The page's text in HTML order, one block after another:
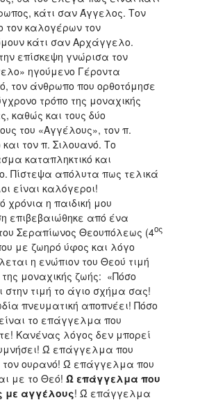
κάτι σαν Άγγελος. Τον
τον καλογέρων τον
κάτι σαν Αρχάγγελο.
επίσκεψη γνώρισα τον
ηγούμενο Γέροντα
τον άνθρωπο που ορθοτόμησε
τρόπο της μοναχικής
καθώς και τους δύο
του «Αγγέλους», τον π.
και τον π. Σιλουανό. Το
καταπληκτικό και
Πίστεψα απόλυτα πως τελικά
είναι καλόγεροι!
χρόνια η παιδική μου
επιβεβαιώθηκε από ένα
Σεραπίωνος Θεουπόλεως (4ος
με ζωηρό ύφος και λόγο
η ενώπιον του Θεού τιμή
μοναχικής ζωής: «Πόσο
στην τιμή το άγιο σχήμα σας!
πνευματική αποπνέει! Πόσο
το επάγγελμα που
Κανένας λόγος δεν μπορεί
Ώ επάγγελμα που
τον ουρανό! Ώ επάγγελμα που
με το Θεό! Ώ επάγγελμα που
με αγγέλους! Ώ επάγγελμα